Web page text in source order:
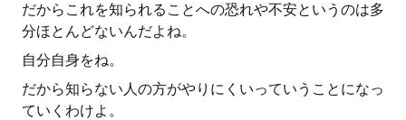
だからこれを知られることへの恐れや不安というのは多
分ほとんどないんだよね。
自分自身をね。
だから知らない人の方がやりにくいっていうことになっ
ていくわけよ。